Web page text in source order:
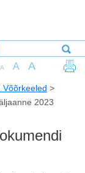
A A A
Võõrkeeled >
2023